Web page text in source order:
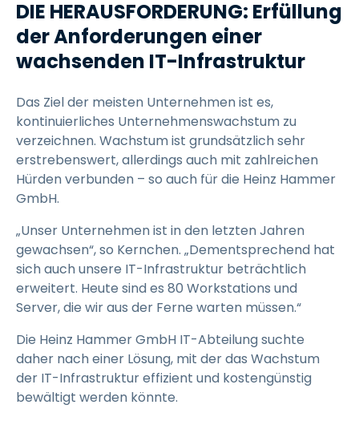
DIE HERAUSFORDERUNG: Erfüllung
der Anforderungen einer
wachsenden IT-Infrastruktur
Das Ziel der meisten Unternehmen ist es,
kontinuierliches Unternehmenswachstum zu
verzeichnen. Wachstum ist grundsätzlich sehr
erstrebenswert, allerdings auch mit zahlreichen
Hürden verbunden – so auch für die Heinz Hammer
GmbH.
„Unser Unternehmen ist in den letzten Jahren
gewachsen“, so Kernchen. „Dementsprechend hat
sich auch unsere IT-Infrastruktur beträchtlich
erweitert. Heute sind es 80 Workstations und
Server, die wir aus der Ferne warten müssen.“
Die Heinz Hammer GmbH IT-Abteilung suchte
daher nach einer Lösung, mit der das Wachstum
der IT-Infrastruktur effizient und kostengünstig
bewältigt werden könnte.